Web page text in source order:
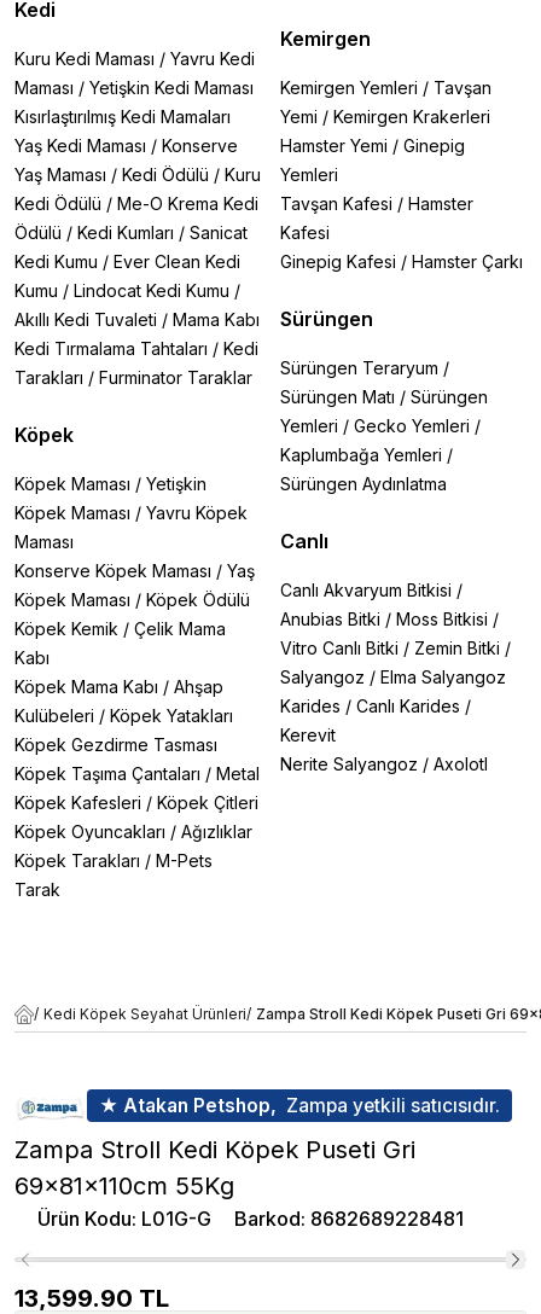
Kedi
Kuru Kedi Maması / Yavru Kedi
Maması / Yetişkin Kedi Maması
Kısırlaştırılmış Kedi Mamaları
Yaş Kedi Maması / Konserve
Yaş Maması / Kedi Ödülü / Kuru
Kedi Ödülü / Me-O Krema Kedi
Ödülü / Kedi Kumları / Sanicat
Kedi Kumu / Ever Clean Kedi
Kumu / Lindocat Kedi Kumu /
Akıllı Kedi Tuvaleti / Mama Kabı
Kedi Tırmalama Tahtaları / Kedi
Tarakları / Furminator Taraklar
Köpek
Köpek Maması / Yetişkin
Köpek Maması / Yavru Köpek
Maması
Konserve Köpek Maması / Yaş
Köpek Maması / Köpek Ödülü
Köpek Kemik / Çelik Mama
Kabı
Köpek Mama Kabı / Ahşap
Kulübeleri / Köpek Yatakları
Köpek Gezdirme Tasması
Köpek Taşıma Çantaları / Metal
Köpek Kafesleri / Köpek Çitleri
Köpek Oyuncakları / Ağızlıklar
Köpek Tarakları / M-Pets
Tarak
Kemirgen
Kemirgen Yemleri / Tavşan
Yemi / Kemirgen Krakerleri
Hamster Yemi / Ginepig
Yemleri
Tavşan Kafesi / Hamster
Kafesi
Ginepig Kafesi / Hamster Çarkı
Sürüngen
Sürüngen Teraryum /
Sürüngen Matı / Sürüngen
Yemleri / Gecko Yemleri /
Kaplumbağa Yemleri /
Sürüngen Aydınlatma
Canlı
Canlı Akvaryum Bitkisi /
Anubias Bitki / Moss Bitkisi /
Vitro Canlı Bitki / Zemin Bitki /
Salyangoz / Elma Salyangoz
Karides / Canlı Karides /
Kerevit
Nerite Salyangoz / Axolotl
/ Kedi Köpek Seyahat Ürünleri/ Zampa Stroll Kedi Köpek Puseti Gri
★ Atakan Petshop, Zampa yetkili satıcısıdır.
Zampa Stroll Kedi Köpek Puseti Gri
69x81x110cm 55Kg
Ürün Kodu: L01G-G Barkod: 8682689228481
13,599.90 TL